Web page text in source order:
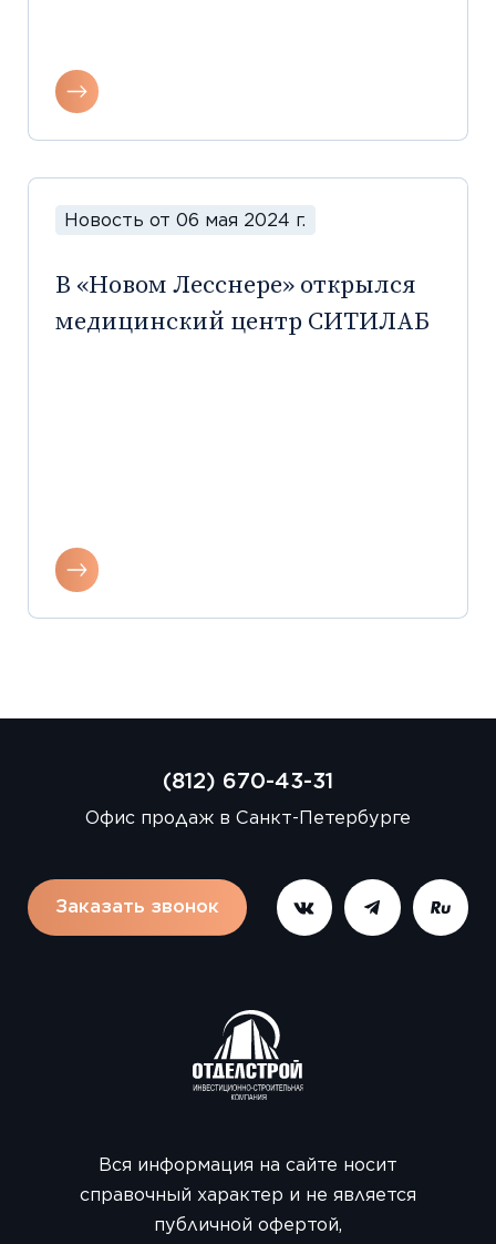
Новость от 06 мая 2024 г.
В «Новом Лесснере» открылся
медицинский центр СИТИЛАБ
(812) 670-43-31
Офис продаж в Санкт-Петербурге
Заказать звонок
Вся информация на сайте носит
справочный характер и не является
публичной офертой,